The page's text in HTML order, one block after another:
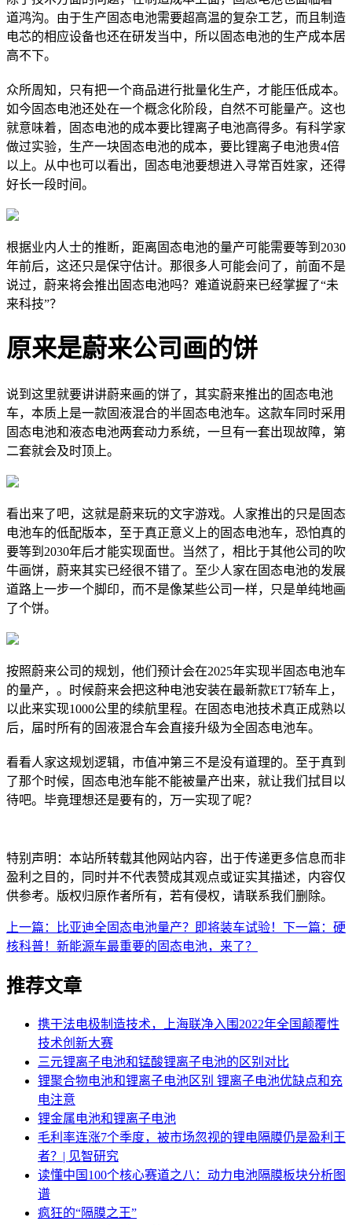
道鸿沟。由于生产固态电池需要超高温的复杂工艺，而且制造
电芯的相应设备也还在研发当中，所以固态电池的生产成本居
高不下。
众所周知，只有把一个商品进行批量化生产，才能压低成本。
如今固态电池还处在一个概念化阶段，自然不可能量产。这也
就意味着，固态电池的成本要比锂离子电池高得多。有科学家
做过实验，生产一块固态电池的成本，要比锂离子电池贵4倍
以上。从中也可以看出，固态电池要想进入寻常百姓家，还得
好长一段时间。
根据业内人士的推断，距离固态电池的量产可能需要等到2030
年前后，这还只是保守估计。那很多人可能会问了，前面不是
说过，蔚来将会推出固态电池吗？难道说蔚来已经掌握了“未
来科技”？
原来是蔚来公司画的饼
说到这里就要讲讲蔚来画的饼了，其实蔚来推出的固态电池
车，本质上是一款固液混合的半固态电池车。这款车同时采用
固态电池和液态电池两套动力系统，一旦有一套出现故障，第
二套就会及时顶上。
看出来了吧，这就是蔚来玩的文字游戏。人家推出的只是固态
电池车的低配版本，至于真正意义上的固态电池车，恐怕真的
要等到2030年后才能实现面世。当然了，相比于其他公司的吹
牛画饼，蔚来其实已经很不错了。至少人家在固态电池的发展
道路上一步一个脚印，而不是像某些公司一样，只是单纯地画
了个饼。
按照蔚来公司的规划，他们预计会在2025年实现半固态电池车
的量产，。时候蔚来会把这种电池安装在最新款ET7轿车上，
以此来实现1000公里的续航里程。在固态电池技术真正成熟以
后，届时所有的固液混合车会直接升级为全固态电池车。
看看人家这规划逻辑，市值冲第三不是没有道理的。至于真到
了那个时候，固态电池车能不能被量产出来，就让我们拭目以
待吧。毕竟理想还是要有的，万一实现了呢？
特别声明：本站所转载其他网站内容，出于传递更多信息而非
盈利之目的，同时并不代表赞成其观点或证实其描述，内容仅
供参考。版权归原作者所有，若有侵权，请联系我们删除。
上一篇：比亚迪全固态电池量产？即将装车试验！ 下一篇：硬
核科普！新能源车最重要的固态电池，来了？
推荐文章
携干法电极制造技术，上海联净入围2022年全国颠覆性
技术创新大赛
三元锂离子电池和锰酸锂离子电池的区别对比
锂聚合物电池和锂离子电池区别 锂离子电池优缺点和充
电注意
锂金属电池和锂离子电池
毛利率连涨7个季度，被市场忽视的锂电隔膜仍是盈利王
者？| 见智研究
读懂中国100个核心赛道之八：动力电池隔膜板块分析图
谱
疯狂的“隔膜之王”